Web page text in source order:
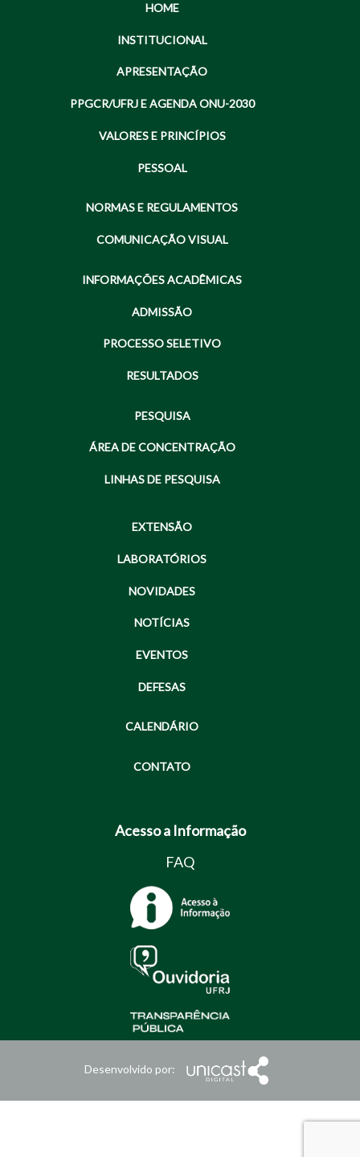
HOME
INSTITUCIONAL
APRESENTAÇÃO
PPGCR/UFRJ E AGENDA ONU-2030
VALORES E PRINCÍPIOS
PESSOAL
NORMAS E REGULAMENTOS
COMUNICAÇÃO VISUAL
INFORMAÇÕES ACADÊMICAS
ADMISSÃO
PROCESSO SELETIVO
RESULTADOS
PESQUISA
ÁREA DE CONCENTRAÇÃO
LINHAS DE PESQUISA
EXTENSÃO
LABORATÓRIOS
NOVIDADES
NOTÍCIAS
EVENTOS
DEFESAS
CALENDÁRIO
CONTATO
Acesso a Informação
FAQ
Desenvolvido por: